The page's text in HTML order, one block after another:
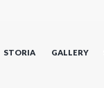
STORIA GALLERY